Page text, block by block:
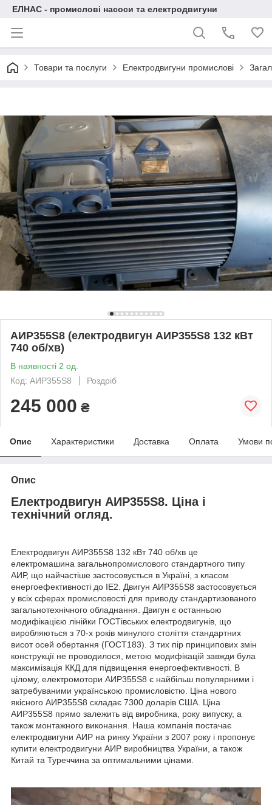
ЕЛНАС - промислові насоси та електродвигуни
Товари та послуги Електродвигуни промислові
АИР355S8 (електродвигун АИР355S8 132 кВт
740 об/хв)
В наявності 2 од.
Код: АИР355S8
Роздріб
245 000 ₴
Опис Характеристики Доставка Оплата Умови
Опис
Електродвигун АИР355S8. Ціна і
технічний огляд.
Електродвигун АИР355S8 132 кВт 740 об/хв це
електромашина загальнопромислового стандартного типу
АИР, що найчастіше застосовується в Україні, з класом
енергоефективності до IE2. Двигун АИР355S8 застосовується
у всіх сферах промисловості для приводу стандартизованого
загальнотехнічного обладнання. Двигун є останньою
модифікацією лінійки ГОСТівських електродвигунів, що
виробляються з 70-х років минулого століття стандартних
висот осей обертання (ГОСТ183). З тих пір принципових змін
конструкції не проводилося, метою модифікацій завжди була
максимізація ККД для підвищення енергоефективності. В
цілому, електромотори АИР355S8 є найбільш популярними і
затребуваними українською промисловістю. Ціна нового
якісного АИР355S8 складає 7300 доларів США. Ціна
АИР355S8 прямо залежить від виробника, року випуску, а
також монтажного виконання. Наша компанія постачає
електродвигуни АИР на ринку України з 2007 року і пропонує
купити електродвигуни АИР виробництва України, а також
Китай та Туреччина за оптимальними цінами.